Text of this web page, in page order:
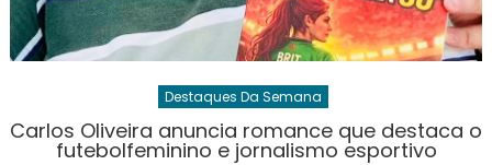
Destaques Da Semana
Carlos Oliveira anuncia romance que destaca o
futebolfeminino e jornalismo esportivo